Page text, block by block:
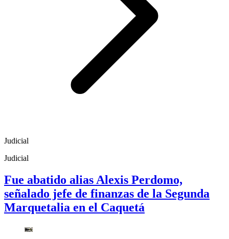
Judicial
Judicial
Fue abatido alias Alexis Perdomo,
señalado jefe de finanzas de la Segunda
Marquetalia en el Caquetá